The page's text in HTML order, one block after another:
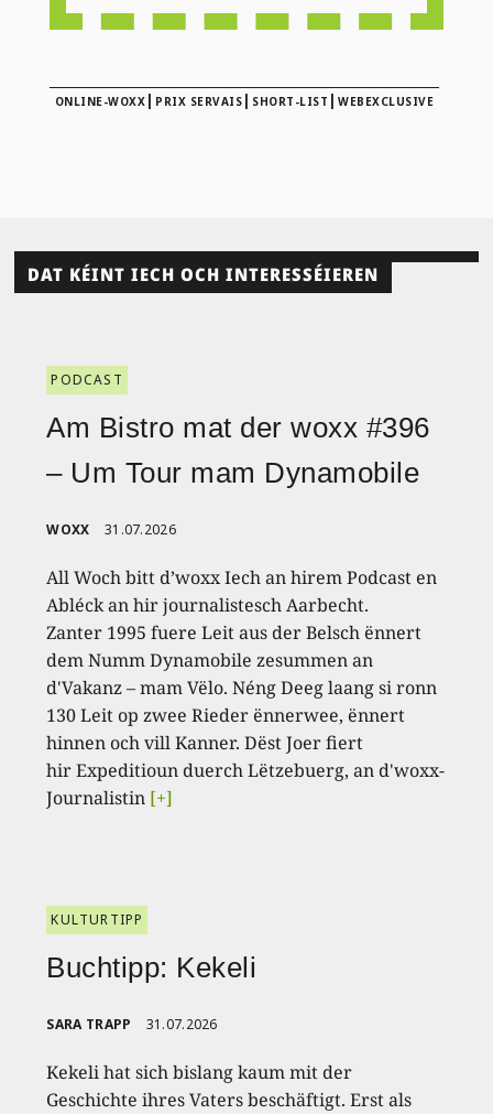
ONLINE-WOXX | PRIX SERVAIS | SHORT-LIST |WEBEXCLUSIVE
DAT KÉINT IECH OCH INTERESSÉIEREN
PODCAST
Am Bistro mat der woxx #396
– Um Tour mam Dynamobile
WOXX 31.07.2026
All Woch bitt d’woxx Iech an hirem Podcast en
Abléck an hir journalistesch Aarbecht.
Zanter 1995 fuere Leit aus der Belsch ënnert
dem Numm Dynamobile zesummen an
d'Vakanz – mam Vëlo. Néng Deeg laang si ronn
130 Leit op zwee Rieder ënnerwee, ënnert
hinnen och vill Kanner. Dëst Joer fiert
hir Expeditioun duerch Lëtzebuerg, an d'woxx-
Journalistin [+]
KULTURTIPP
Buchtipp: Kekeli
SARA TRAPP 31.07.2026
Kekeli hat sich bislang kaum mit der
Geschichte ihres Vaters beschäftigt. Erst als